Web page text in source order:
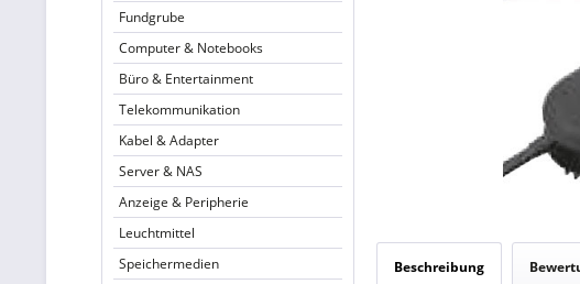
Fundgrube
Computer & Notebooks
Büro & Entertainment
Telekommunikation
Kabel & Adapter
Server & NAS
Anzeige & Peripherie
Leuchtmittel
Speichermedien
Beschreibung